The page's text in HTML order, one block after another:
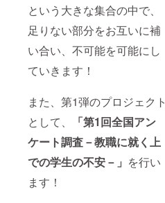
という大きな集合の中で、
足りない部分をお互いに補
い合い、不可能を可能にし
ていきます！
また、第1弾のプロジェクト
として、
「第1回全国アン
ケート調査－教職に就く上
での学生の不安－」 を行い
ます！